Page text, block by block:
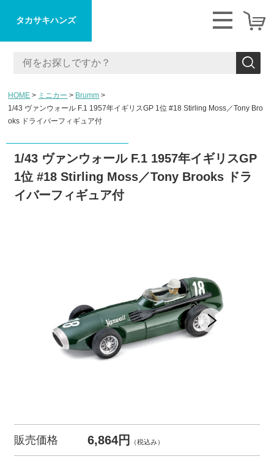
タカサキハンズ
HOME ミニカー
Brumm
1/43 ヴァンウォール F.1 1957年イギリスGP 1位 #18 Stirling Moss／Tony Bro
oks ドライバーフィギュア付
1/43 ヴァンウォール F.1 1957年イギリスGP
1位 #18 Stirling Moss／Tony Brooks ドラ
イバーフィギュア付
販売価格 6,864円 （税込み）